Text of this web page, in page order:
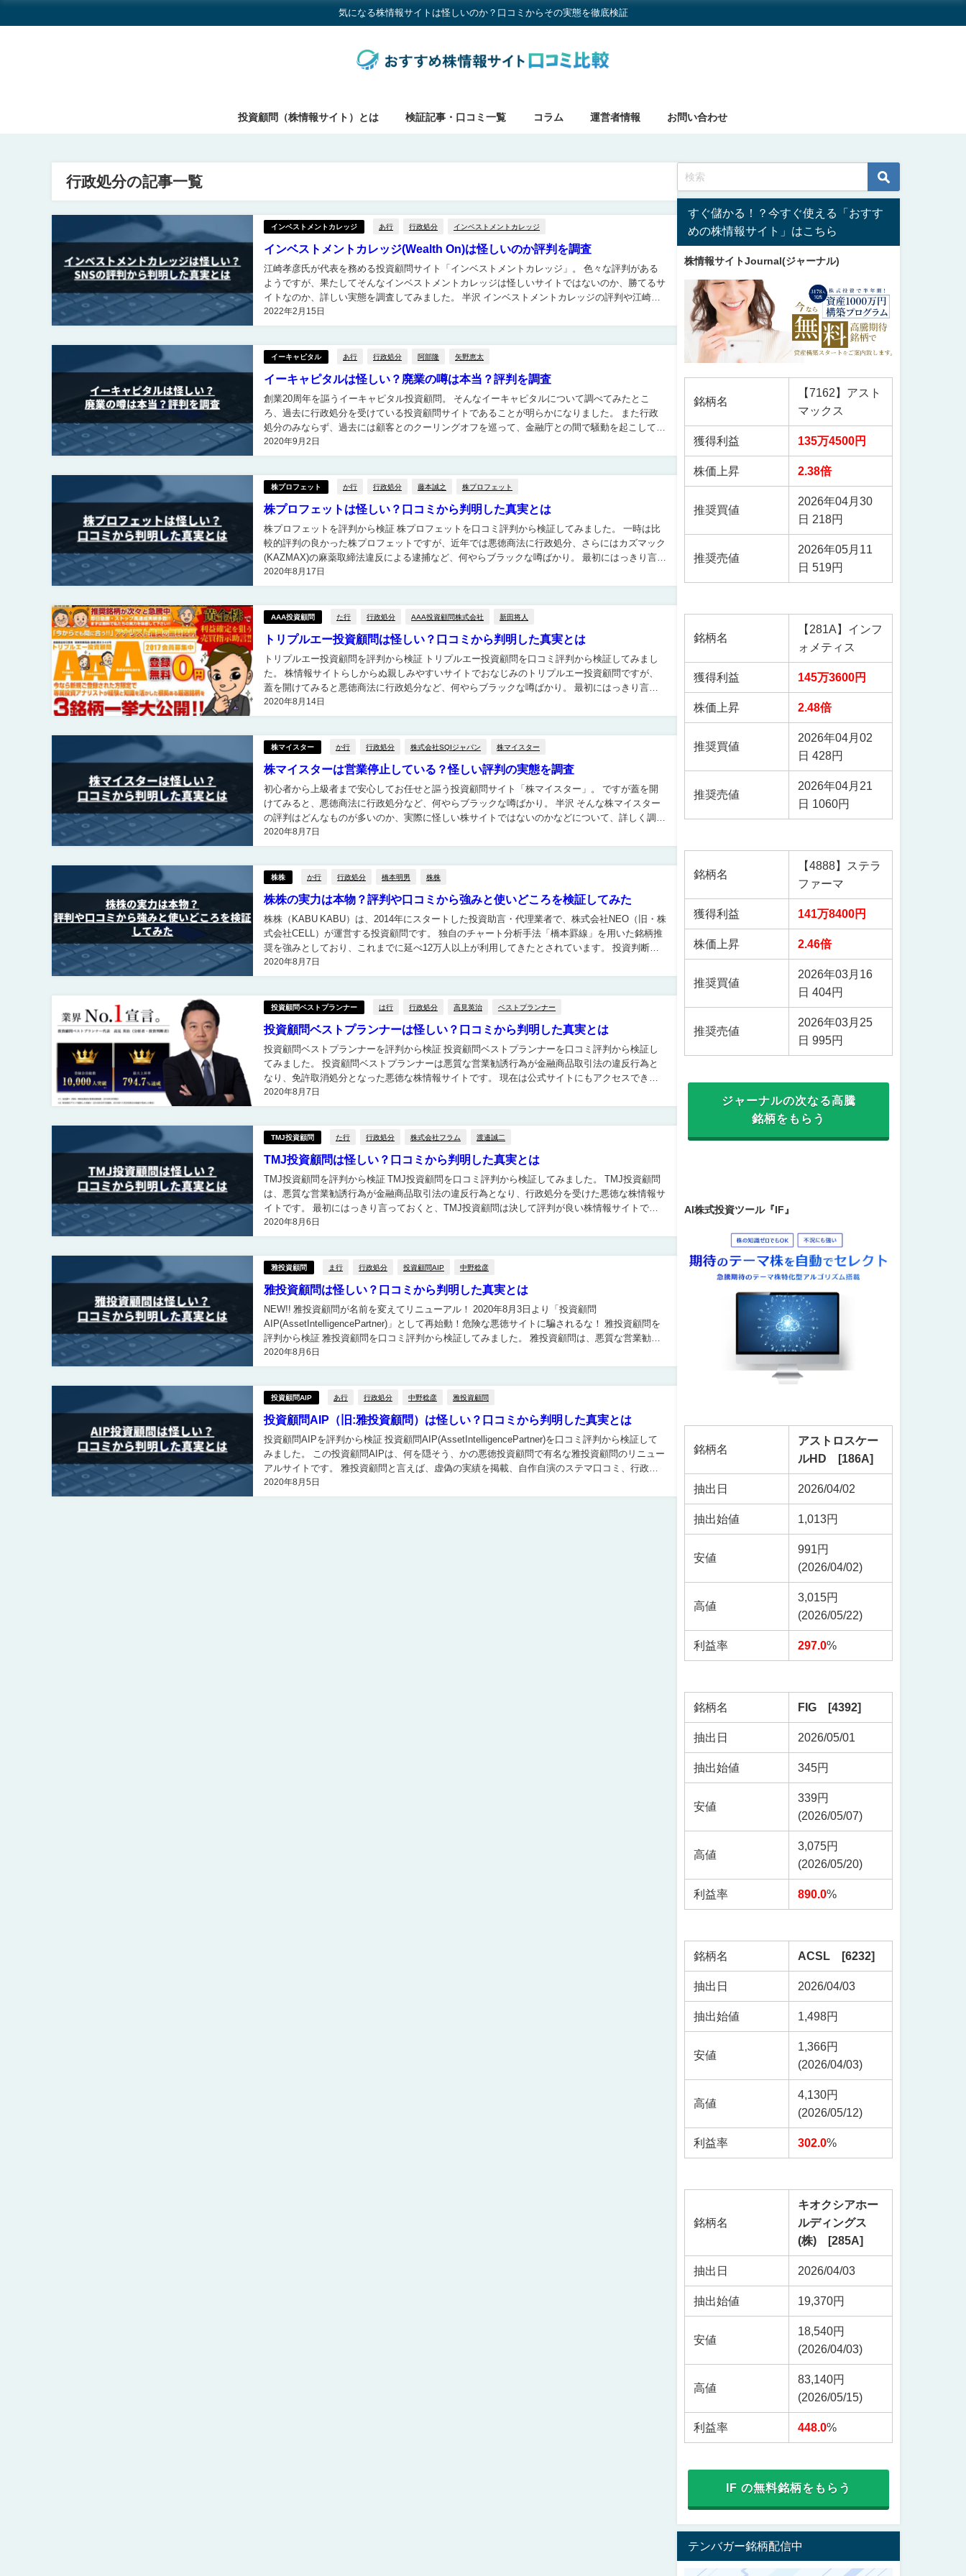
気になる株情報サイトは怪しいのか？口コミからその実態を徹底検証
投資顧問（株情報サイト）とは 検証記事・口コミ一覧 コラム 運営者情報 お問い合わせ
行政処分の記事一覧
インベストメントカレッジ あ行 行政処分 インベストメントカレッジ
インベストメントカレッジ(Wealth On)は怪しいのか評判を調査
2022年2月15日
江崎孝彦氏が代表を務める投資顧問サイト「インベストメントカレッジ」。 色々な評判がある
ようですが、果たしてそんなインベストメントカレッジは怪しいサイトではないのか、勝てるサ
イトなのか、詳しい実態を調査してみました。 半沢 インベストメントカレッジの評判や江崎孝
彦氏の実力などについて詳しく知りたい方はぜひご覧くださ...
イーキャピタル あ行 行政処分 阿部隆 矢野恵太
イーキャピタルは怪しい？廃業の噂は本当？評判を調査
2020年9月2日
創業20周年を謳うイーキャピタル投資顧問。 そんなイーキャピタルについて調べてみたとこ
ろ、過去に行政処分を受けている投資顧問サイトであることが明らかになりました。 また行政
処分のみならず、過去には顧客とのクーリングオフを巡って、金融庁との間で騒動を起こしてい
株プロフェット か行 行政処分 藤本誠之 株プロフェット
株プロフェットは怪しい？口コミから判明した真実とは
2020年8月17日
株プロフェットを評判から検証 株プロフェットを口コミ評判から検証してみました。 一時は比
較的評判の良かった株プロフェットですが、近年では悪徳商法に行政処分、さらにはカズマック
(KAZMAX)の麻薬取締法違反による逮捕など、何やらブラックな噂ばかり。 最初にはっきり言わ
せてもらうと、株プロフェットは決して評判が良...
AAA投資顧問 た行 行政処分 AAA投資顧問株式会社 新田将人
トリプルエー投資顧問は怪しい？口コミから判明した真実とは
2020年8月14日
トリプルエー投資顧問を評判から検証 トリプルエー投資顧問を口コミ評判から検証してみまし
た。 株情報サイトらしからぬ親しみやすいサイトでおなじみのトリプルエー投資顧問ですが、
蓋を開けてみると悪徳商法に行政処分など、何やらブラックな噂ばかり。 最初にはっきり言わ
せてもらうと、トリプルエー投資顧問は決して評判が良い株情...
株マイスター か行 行政処分 株式会社SQIジャパン 株マイスター
株マイスターは営業停止している？怪しい評判の実態を調査
2020年8月7日
初心者から上級者まで安心してお任せと謳う投資顧問サイト「株マイスター」。 ですが蓋を開
けてみると、悪徳商法に行政処分など、何やらブラックな噂ばかり。 半沢 そんな株マイスター
の評判はどんなものが多いのか、実際に怪しい株サイトではないのかなどについて、詳しく調査
株株 か行 行政処分 橋本明男 株株
株株の実力は本物？評判や口コミから強みと使いどころを検証してみた
2020年8月7日
株株（KABU KABU）は、2014年にスタートした投資助言・代理業者で、株式会社NEO（旧・株
式会社CELL）が運営する投資顧問です。 独自のチャート分析手法「橋本罫線」を用いた銘柄推
奨を強みとしており、これまでに延べ12万人以上が利用してきたとされています。 投資判断に
迷いが出やすい局面でも、「根拠のある見...
投資顧問ベストプランナー は行 行政処分 高見英治 ベストプランナー
投資顧問ベストプランナーは怪しい？口コミから判明した真実とは
2020年8月7日
投資顧問ベストプランナーを評判から検証 投資顧問ベストプランナーを口コミ評判から検証し
てみました。 投資顧問ベストプランナーは悪質な営業勧誘行為が金融商品取引法の違反行為と
なり、免許取消処分となった悪徳な株情報サイトです。 現在は公式サイトにもアクセスできな
い状態で、営業停止となっているようですが、改めて投資顧問...
TMJ投資顧問 た行 行政処分 株式会社フラム 渡邉誠二
TMJ投資顧問は怪しい？口コミから判明した真実とは
2020年8月6日
TMJ投資顧問を評判から検証 TMJ投資顧問を口コミ評判から検証してみました。 TMJ投資顧問
は、悪質な営業勧誘行為が金融商品取引法の違反行為となり、行政処分を受けた悪徳な株情報サ
イトです。 最初にはっきり言っておくと、TMJ投資顧問は決して評判が良い株情報サイトでは
ありません。 当サイトに投稿されている口コミ...
雅投資顧問 ま行 行政処分 投資顧問AIP 中野稔彦
雅投資顧問は怪しい？口コミから判明した真実とは
2020年8月6日
NEW!! 雅投資顧問が名前を変えてリニューアル！ 2020年8月3日より「投資顧問
AIP(AssetIntelligencePartner)」として再始動！危険な悪徳サイトに騙されるな！ 雅投資顧問を
評判から検証 雅投資顧問を口コミ評判から検証してみました。 雅投資顧問は、悪質な営業勧誘
行為が金融商品取引法...
投資顧問AIP あ行 行政処分 中野稔彦 雅投資顧問
投資顧問AIP（旧:雅投資顧問）は怪しい？口コミから判明した真実とは
2020年8月5日
投資顧問AIPを評判から検証 投資顧問AIP(AssetIntelligencePartner)を口コミ評判から検証して
みました。 この投資顧問AIPは、何を隠そう、かの悪徳投資顧問で有名な雅投資顧問のリニュー
アルサイトです。 雅投資顧問と言えば、虚偽の実績を掲載、自作自演のステマ口コミ、行政処
分で運営停止など、か...
すぐ儲かる！？今すぐ使える「おすす
めの株情報サイト」はこちら
株情報サイトJournal(ジャーナル)
銘柄名
【7162】アスト
マックス
獲得利益 135万4500円
株価上昇 2.38倍
推奨買値
2026年04月30
日 218円
推奨売値
2026年05月11
日 519円
銘柄名
【281A】インフ
ォメティス
獲得利益 145万3600円
株価上昇 2.48倍
推奨買値
2026年04月02
日 428円
推奨売値
2026年04月21
日 1060円
銘柄名
【4888】ステラ
ファーマ
獲得利益 141万8400円
株価上昇 2.46倍
推奨買値
2026年03月16
日 404円
推奨売値
2026年03月25
日 995円
ジャーナルの次なる高騰
銘柄をもらう
AI株式投資ツール『IF』
銘柄名
アストロスケー
ルHD [186A]
抽出日 2026/04/02
抽出始値 1,013円
安値
991円
(2026/04/02)
高値
3,015円
(2026/05/22)
利益率 297.0%
銘柄名 FIG [4392]
抽出日 2026/05/01
抽出始値 345円
安値
339円
(2026/05/07)
高値
3,075円
(2026/05/20)
利益率 890.0%
銘柄名 ACSL [6232]
抽出日 2026/04/03
抽出始値 1,498円
安値
1,366円
(2026/04/03)
高値
4,130円
(2026/05/12)
利益率 302.0%
銘柄名
キオクシアホー
ルディングス
(株) [285A]
抽出日 2026/04/03
抽出始値 19,370円
安値
18,540円
(2026/04/03)
高値
83,140円
(2026/05/15)
利益率 448.0%
IF の無料銘柄をもらう
テンバガー銘柄配信中